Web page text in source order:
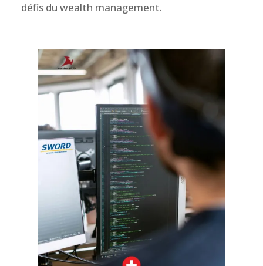
défis du wealth management.